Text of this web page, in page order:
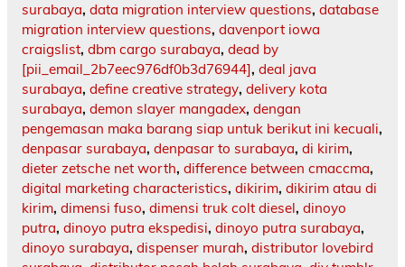
surabaya, data migration interview questions, database
migration interview questions, davenport iowa
craigslist, dbm cargo surabaya, dead by
[pii_email_2b7eec976df0b3d76944], deal java
surabaya, define creative strategy, delivery kota
surabaya, demon slayer mangadex, dengan
pengemasan maka barang siap untuk berikut ini kecuali,
denpasar surabaya, denpasar to surabaya, di kirim,
dieter zetsche net worth, difference between cmaccma,
digital marketing characteristics, dikirim, dikirim atau di
kirim, dimensi fuso, dimensi truk colt diesel, dinoyo
putra, dinoyo putra ekspedisi, dinoyo putra surabaya,
dinoyo surabaya, dispenser murah, distributor lovebird